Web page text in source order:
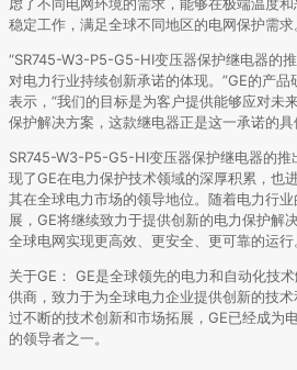
稳定工作，满足全球不同地区的电网保护需求
“SR745-W3-P5-G5-HI变压器保护继电器的
对电力行业持续创新承诺的体现。”GE的产品
表示，“我们的目标是为客户提供能够应对未
保护解决方案，这款继电器正是这一承诺的具
SR745-W3-P5-G5-HI变压器保护继电器的推
现了GE在电力保护技术领域的深厚积累，也
其在全球电力市场的领导地位。随着电力行
展，GE将继续致力于提供创新的电力保护解
全球电网实现更高效、更安全、更可靠的运行
关于GE： GE是全球领先的电力和自动化技
供商，致力于为全球电力企业提供创新的技
过不断的技术创新和市场拓展，GE已经成为
的领导者之一。